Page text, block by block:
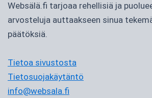
Websälä.fi tarjoaa rehellisiä ja
arvosteluja auttaakseen sinua
päätöksiä.
Tietoa sivustosta
Tietosuojakäytäntö
info@websala.fi